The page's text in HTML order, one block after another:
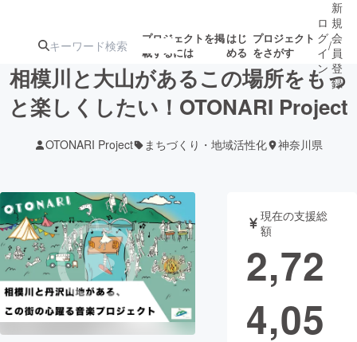
プロジェクトを掲
載するには
はじ
める
プロジェクト
をさがす
ジェクト
ターン
ジェクト
募集終了が近いプ
ロジェクト
もうすぐ公開
されます
アート・写真 音楽
テクノロジー・ガジェット ゲーム・サ
映像・映画
ロ
グ
イ
ン
/
新
規
会
員
登
録
相模川と大山があるこの場所をもっ
と楽しくしたい！OTONARI Project
OTONARI Project まちづくり・地域活性化 神奈川県
現在の支援総
額
2,72
4,05